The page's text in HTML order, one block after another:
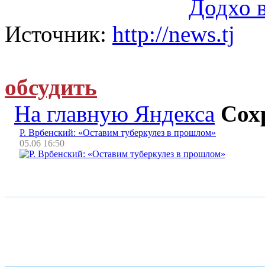
Источник: http://news.tj
обсудить
На главную Яндекса
Р. Врбенский: «Оставим туберкулез в прошлом»
05.06 16:50